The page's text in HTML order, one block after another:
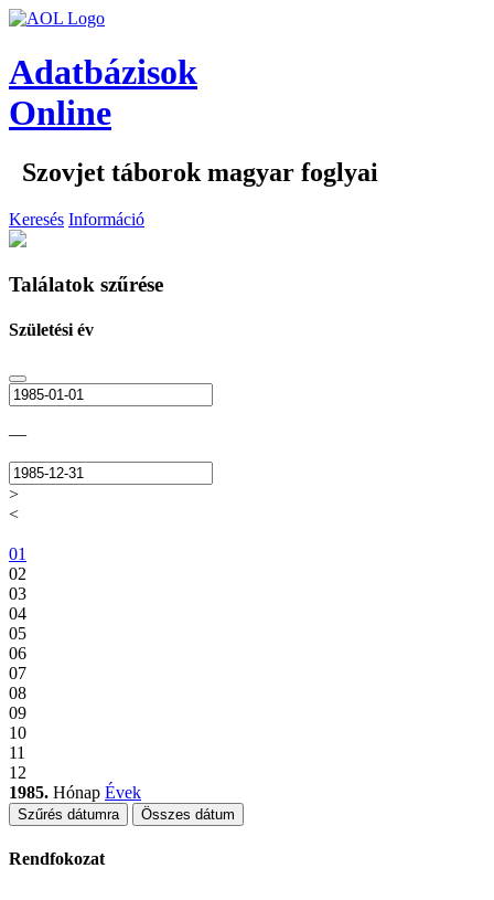
Adatbázisok
Online
Szovjet táborok magyar foglyai
Keresés Információ
Találatok szűrése
Születési év
—
>
<
01
02
03
04
05
06
07
08
09
10
11
12
1985. Hónap Évek
Szűrés dátumra Összes dátum
Rendfokozat